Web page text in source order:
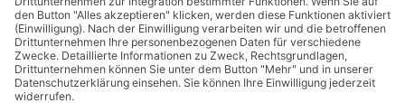
Kontakt Impressum
Datenschutzerklärung
Haftungsausschluss
Nutzungsbedingungen